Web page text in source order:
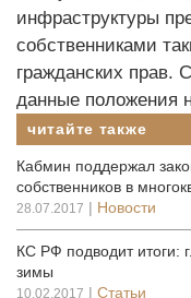
инфраструктуры
собственниками
гражданских прав.
данные положения
читайте также
Кабмин поддержал
собственников в
28.07.2017 | Новости
КС РФ подводит итоги:
зимы
10.02.2017 | Статьи